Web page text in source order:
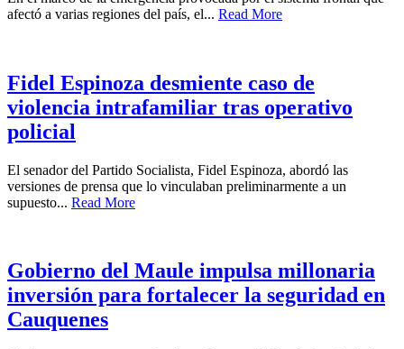
afectó a varias regiones del país, el... Read More
Fidel Espinoza desmiente caso de
violencia intrafamiliar tras operativo
policial
El senador del Partido Socialista, Fidel Espinoza, abordó las
versiones de prensa que lo vinculaban preliminarmente a un
supuesto... Read More
Gobierno del Maule impulsa millonaria
inversión para fortalecer la seguridad en
Cauquenes